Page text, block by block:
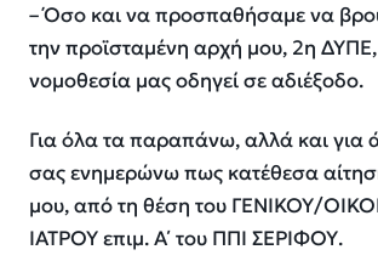
– Όσο και να προσπαθήσαμε να
την προϊσταμένη αρχή μου, 2η
νομοθεσία μας οδηγεί σε αδιέξοδο.
Για όλα τα παραπάνω, αλλά και για
σας ενημερώνω πως κατέθεσα
μου, από τη θέση του ΓΕΝΙΚΟΥ/
ΙΑΤΡΟΥ επιμ. Α΄ του ΠΠΙ ΣΕΡΙΦΟΥ.